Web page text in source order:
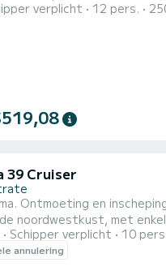
hun heldere en schone water. -SAN VITO LO CAPO + SCOPELLO:
verplicht 12 pers.
39 Cruiser
Ontmoeting en
noordwestkust, met
het strand van Guidaloca,
Rond 16.00 uur
Schipper verplicht 10
annulering